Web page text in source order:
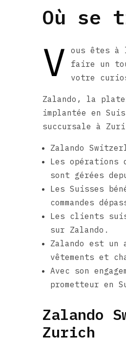
Où se
V
ous êtes à
faire un
votre
Zalando, la
implantée en
succursale à
Zalando
Les
sont gérées
Les Suisses
commandes
Les clients
sur Zalando.
Zalando est un
vêtements et
Avec son
prometteur en
Zalando
Zurich